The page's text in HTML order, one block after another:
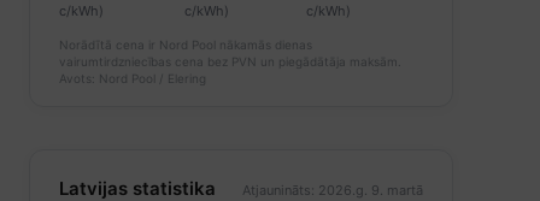
c/kWh)
c/kWh)
c/kWh)
Norādītā cena ir Nord Pool nākamās dienas
vairumtirdzniecības cena bez PVN un piegādātāja maksām.
Avots: Nord Pool / Elering
Latvijas statistika Atjaunināts: 2026.g. 9. martā